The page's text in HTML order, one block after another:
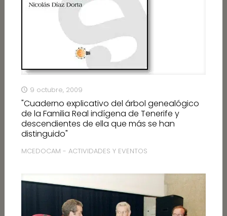
9 octubre, 2009
"Cuaderno explicativo del árbol genealógico
de la Familia Real indígena de Tenerife y
descendientes de ella que más se han
distinguido"
MCEDOCAM - ACTIVIDADES Y EVENTOS